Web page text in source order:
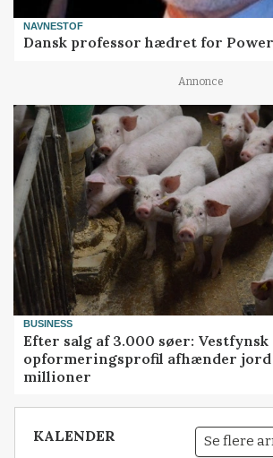
NAVNESTOF
Dansk professor hædret for
Annonce
BUSINESS
Efter salg af 3.000 søer: Vestfynsk
opformeringsprofil afhænder jord
millioner
KALENDER Se flere